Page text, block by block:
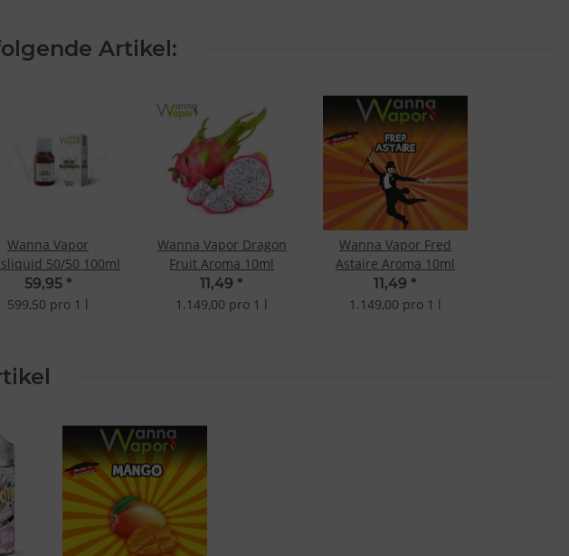
Artikel:
Wanna Vapor
50/50 100ml
59,95 *
599,50 pro 1 l
Wanna Vapor Dragon
Fruit Aroma 10ml
11,49 *
1.149,00 pro 1 l
Wanna Vapor Fred
Astaire Aroma 10ml
11,49 *
1.149,00 pro 1 l